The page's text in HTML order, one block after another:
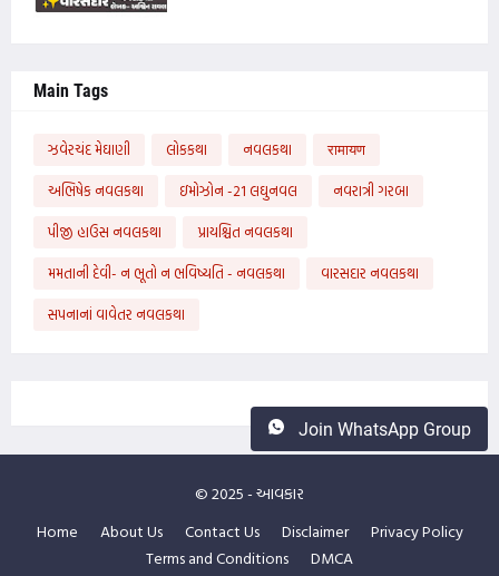
Main Tags
ઝવેરચંદ મેઘાણી લોકકથા નવલકથા
रामायण
અભિષેક નવલકથા
ઇમોઝોન -21 લઘુનવલ
નવરાત્રી ગરબા
પીજી હાઉસ નવલકથા
પ્રાયશ્ચિત નવલકથા
મમતાની દેવી- ન ભૂતો ન ભવિષ્યતિ - નવલકથા
વારસદાર નવલકથા
સપનાનાં વાવેતર નવલકથા
Join WhatsApp Group
© 2025 -આવકાર
Home
About Us Contact Us Disclaimer
Privacy Policy
Terms and Conditions
DMCA